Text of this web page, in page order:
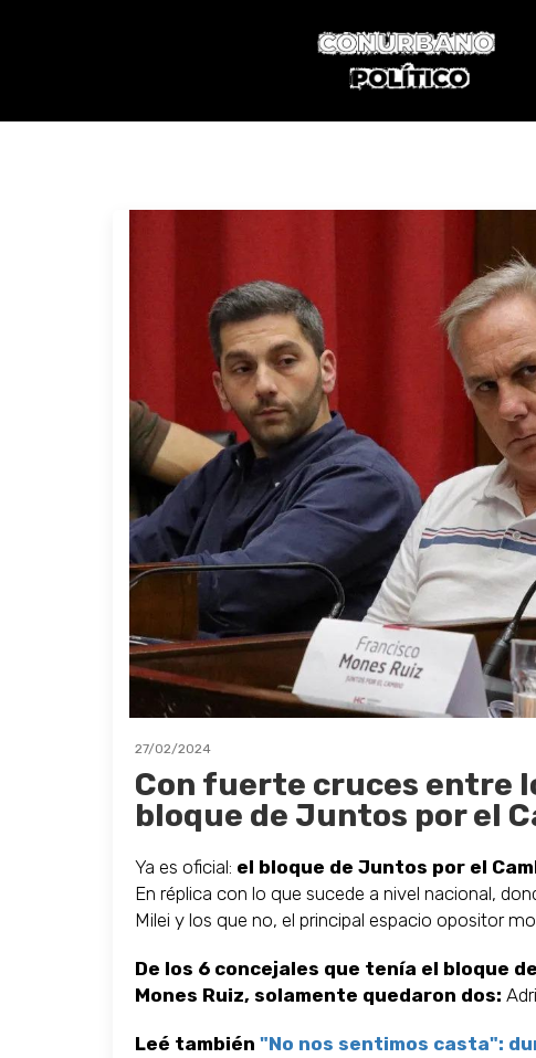
27/02/2024
Con fuerte cruces entre
bloque de Juntos por el
Ya es oficial: el bloque de Juntos por el
En réplica con lo que sucede a nivel nacional,
Milei y los que no, el principal espacio opositor
De los 6 concejales que tenía el bloque
Mones Ruiz, solamente quedaron dos:
Leé también "No nos sentimos casta":